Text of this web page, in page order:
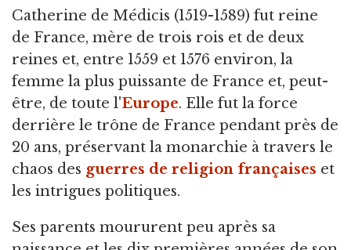
Catherine de Médicis (1519-1589) fut reine
de France, mère de trois rois et de deux
reines et, entre 1559 et 1576 environ, la
femme la plus puissante de France et, peut-
être, de toute l'Europe. Elle fut la force
derrière le trône de France pendant près de
20 ans, préservant la monarchie à travers le
chaos des guerres de religion françaises et
les intrigues politiques.
Ses parents moururent peu après sa